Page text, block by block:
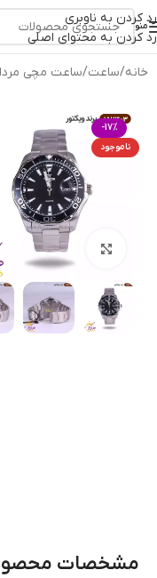
رد کردن به ناوبری
رد کردن به محتوای اصلی
منو
خانه/ساعت/ساعت مچی
-17%
ناموجود
بزرگنمایی تصویر
مشخصات